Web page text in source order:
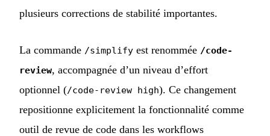
plusieurs corrections de stabilité importantes.
La commande /simplify est renommée /code-
review, accompagnée d’un niveau d’effort
optionnel (/code-review high). Ce changement
repositionne explicitement la fonctionnalité comme
outil de revue de code dans les workflows